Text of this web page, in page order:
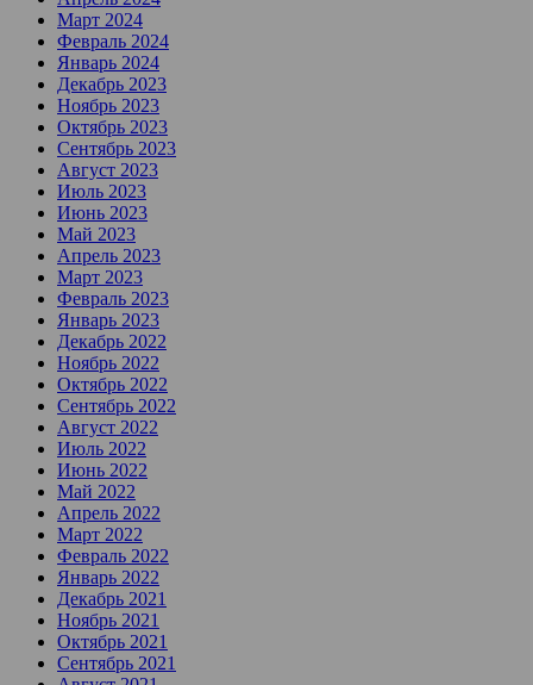
Март 2024
Февраль 2024
Январь 2024
Декабрь 2023
Ноябрь 2023
Октябрь 2023
Сентябрь 2023
Август 2023
Июль 2023
Июнь 2023
Май 2023
Апрель 2023
Март 2023
Февраль 2023
Январь 2023
Декабрь 2022
Ноябрь 2022
Октябрь 2022
Сентябрь 2022
Август 2022
Июль 2022
Июнь 2022
Май 2022
Апрель 2022
Март 2022
Февраль 2022
Январь 2022
Декабрь 2021
Ноябрь 2021
Октябрь 2021
Сентябрь 2021